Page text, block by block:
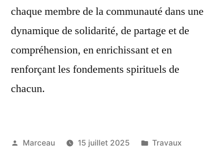
chaque membre de la communauté dans une
dynamique de solidarité, de partage et de
compréhension, en enrichissant et en
renforçant les fondements spirituels de
chacun.
Publié
Marceau 15 juillet 2025
Publié
Travaux